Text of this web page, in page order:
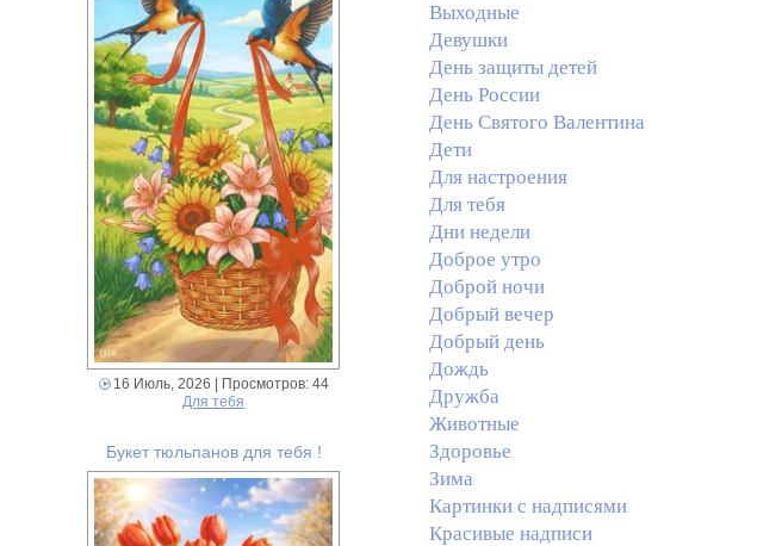
16 Июль, 2026 | Просмотров: 44
Для тебя
Букет тюльпанов для тебя !
Выходные
Девушки
День защиты детей
День России
День Святого Валентина
Дети
Для настроения
Для тебя
Дни недели
Доброе утро
Доброй ночи
Добрый вечер
Добрый день
Дождь
Дружба
Животные
Здоровье
Зима
Картинки с надписями
Красивые надписи